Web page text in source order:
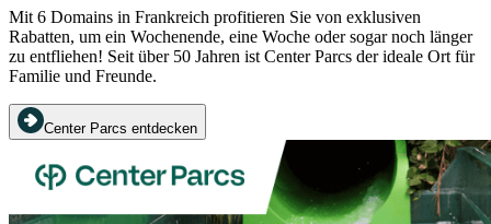
Mit 6 Domains in Frankreich profitieren Sie von exklusiven
Rabatten, um ein Wochenende, eine Woche oder sogar noch länger
zu entfliehen! Seit über 50 Jahren ist Center Parcs der ideale Ort für
Familie und Freunde.
Center Parcs entdecken